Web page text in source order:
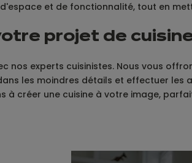
et de fonctionnalité, tout en
projet de
nos experts cuisinistes. Nous vous
les moindres détails et effectuer
à créer une cuisine à votre image,